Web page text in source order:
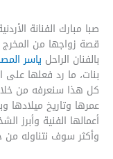
صبا مبارك الفنانة
قصة زواجها من
بالفنان الراحل ياسر
بنات، ما رد فعلها على
كل هذا سنعرفه من
عمرها وتاريخ ميلادها
أعمالها الفنية وأبرز
وأكثر سوف نتناوله من